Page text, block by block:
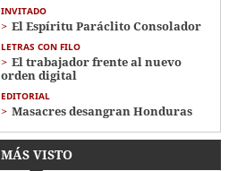
INVITADO
El Espíritu Paráclito Consolador
LETRAS CON FILO
El trabajador frente al nuevo
orden digital
EDITORIAL
Masacres desangran Honduras
MÁS VISTO